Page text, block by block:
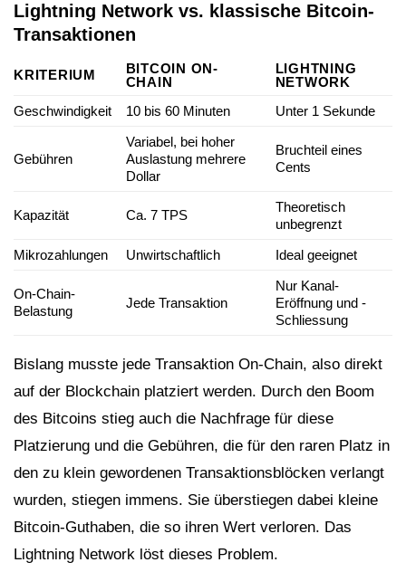
Lightning Network vs. klassische Bitcoin-
Transaktionen
KRITERIUM
BITCOIN ON-
CHAIN
LIGHTNING
NETWORK
Geschwindigkeit
10 bis 60 Minuten Unter 1 Sekunde
Gebühren
Variabel, bei hoher
Auslastung mehrere
Dollar
Bruchteil eines
Cents
Kapazität Ca. 7 TPS
Theoretisch
unbegrenzt
Mikrozahlungen
Unwirtschaftlich Ideal geeignet
On-Chain-
Belastung
Jede Transaktion
Nur Kanal-
Eröffnung und -
Schliessung
Bislang musste jede Transaktion On-Chain, also direkt
auf der Blockchain platziert werden. Durch den Boom
des Bitcoins stieg auch die Nachfrage für diese
Platzierung und die Gebühren, die für den raren Platz in
den zu klein gewordenen Transaktionsblöcken verlangt
wurden, stiegen immens. Sie überstiegen dabei kleine
Bitcoin-Guthaben, die so ihren Wert verloren. Das
Lightning Network löst dieses Problem.